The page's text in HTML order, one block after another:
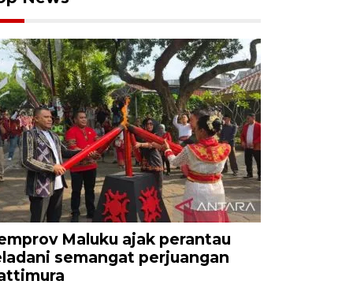
Maluku ajak perantau
semangat perjuangan